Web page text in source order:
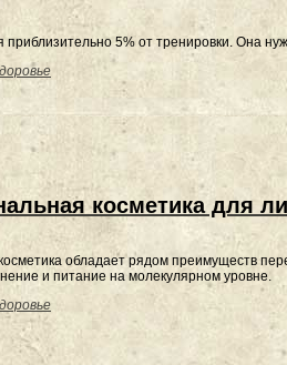
приблизительно 5% от тренировки. Она
косметика для
обладает рядом преимуществ
и питание на молекулярном уровне.